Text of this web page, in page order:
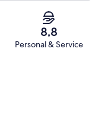
8,8
Personal & Service